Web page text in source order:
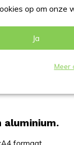
van een
aluminium.
op om onze
Ja
Meer